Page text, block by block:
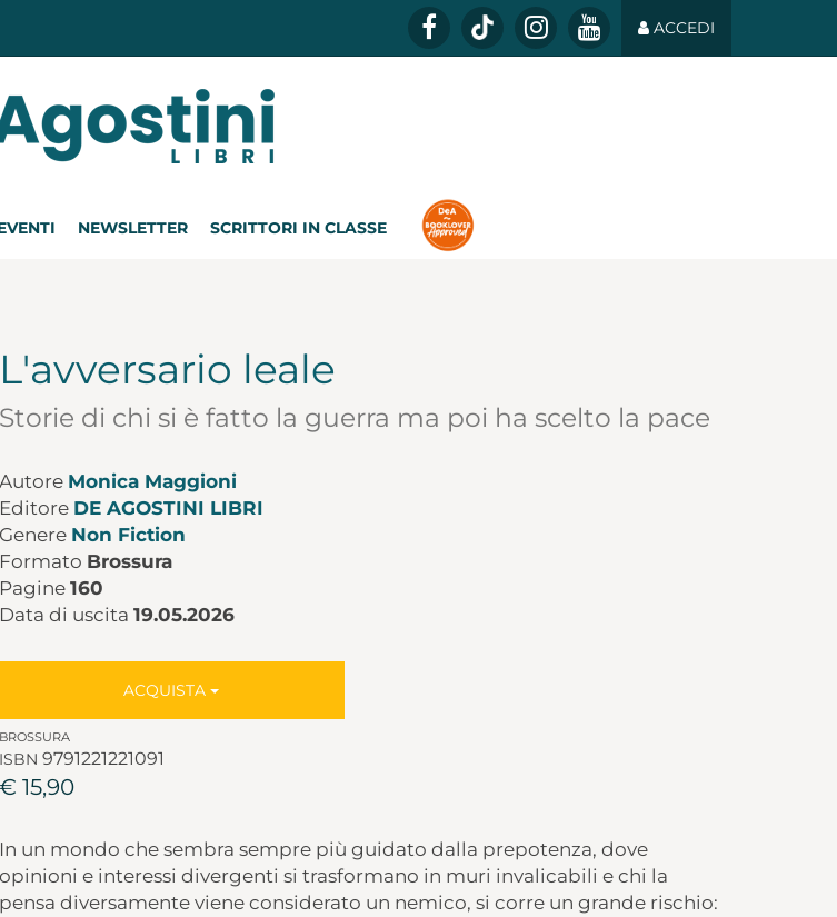
ACCEDI
NEWSLETTER SCRITTORI IN CLASSE
L'avversario leale
Storie di chi si è fatto la guerra ma poi ha scelto la pace
Autore Monica Maggioni
Editore DE AGOSTINI LIBRI
Genere Non Fiction
Formato Brossura
Pagine 160
Data di uscita 19.05.2026
ACQUISTA
BROSSURA
ISBN 9791221221091
€ 15,90
In un mondo che sembra sempre più guidato dalla prepotenza, dove
opinioni e interessi divergenti si trasformano in muri invalicabili e chi la
pensa diversamente viene considerato un nemico, si corre un grande rischio: